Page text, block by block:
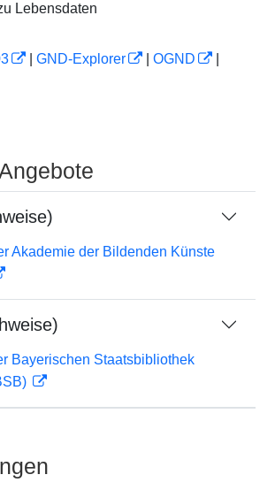
Lebensdaten
GND-Explorer OGND
Akademie der Bildenden Künste
Bayerischen Staatsbibliothek